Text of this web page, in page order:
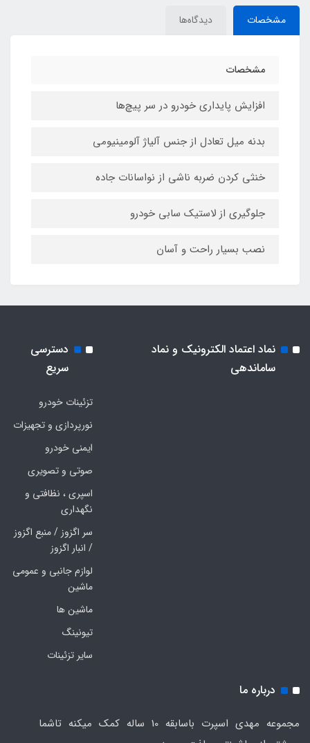
مشخصات دیدگاه‌ها
مشخصات
افزایش پایداری خودرو در سر پیچ‌ها
بدنه میل تعادل از جنس آلیاژ آلومینیومی
خنثی کردن ضربه ناشی از نواسانات جاده
جلوگیری از لاستیک سابی خودرو
نصب بسیار راحت و آسان
نماد اعتماد الکترونیک و نماد
ساماندهی
دسترسی
سریع
تزئینات خودرو
نورپردازی و تجهیزات
ایمنی خودرو
صوتی و تصویری
اسپری ، نظافتی و
نگهداری
سر اگزوز / منبع اگزوز
/ انبار اگزوز
لوازم جانبی و عمومی
ماشین
ماشین ها
تیونینگ
سایر تزئینات
درباره ما
مجموعه مهدی اسپرت باسابقه 10 ساله کمک میکنه تاشما